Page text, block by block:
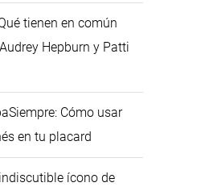
tienen en común
Hepburn y Patti
Cómo usar
en tu placard
ícono de